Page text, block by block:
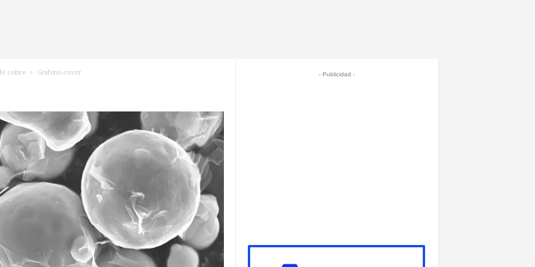
cobre Grafeno-cover - Publicidad -